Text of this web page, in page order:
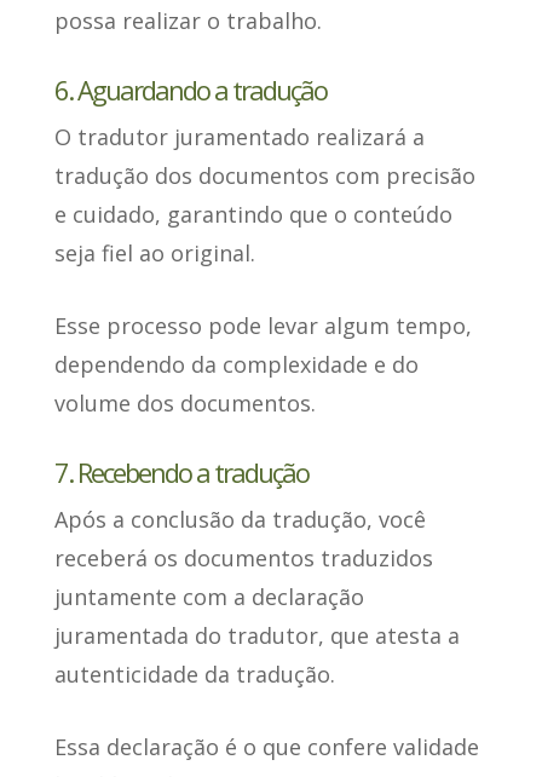
possa realizar o trabalho.
6. Aguardando a tradução
O tradutor juramentado realizará a
tradução dos documentos com precisão
e cuidado, garantindo que o conteúdo
seja fiel ao original.
Esse processo pode levar algum tempo,
dependendo da complexidade e do
volume dos documentos.
7. Recebendo a tradução
Após a conclusão da tradução, você
receberá os documentos traduzidos
juntamente com a declaração
juramentada do tradutor, que atesta a
autenticidade da tradução.
Essa declaração é o que confere validade